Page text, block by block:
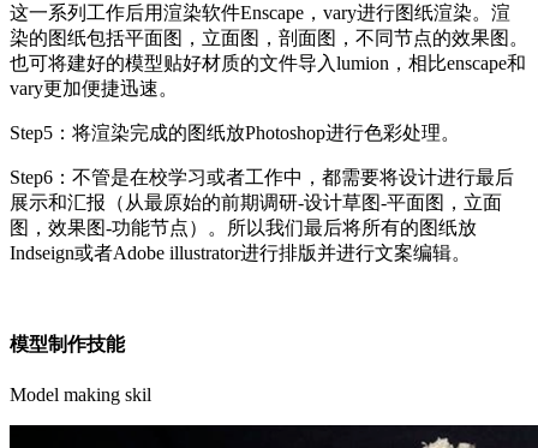
这一系列工作后用渲染软件Enscape，vary进行图纸渲染。渲
染的图纸包括平面图，立面图，剖面图，不同节点的效果图。
也可将建好的模型贴好材质的文件导入lumion，相比enscape和
vary更加便捷迅速。
Step5：将渲染完成的图纸放Photoshop进行色彩处理。
Step6：不管是在校学习或者工作中，都需要将设计进行最后
展示和汇报（从最原始的前期调研-设计草图-平面图，立面
图，效果图-功能节点）。所以我们最后将所有的图纸放
Indseign或者Adobe illustrator进行排版并进行文案编辑。
模型制作技能
Model making skil